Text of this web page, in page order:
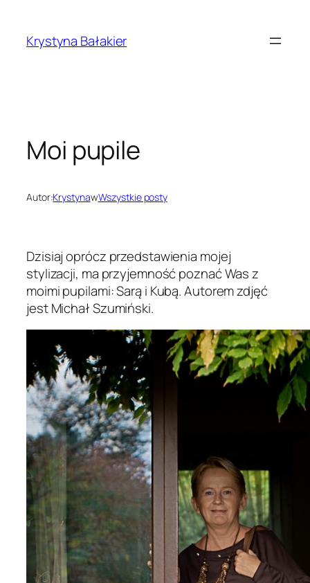
treściKrystyna Bałakier
Moi pupile
Autor:KrystynawWszystkie posty
Dzisiaj oprócz przedstawienia mojej
stylizacji, ma przyjemność poznać Was z
moimi pupilami: Sarą i Kubą. Autorem zdjęć
jest Michał Szumiński.